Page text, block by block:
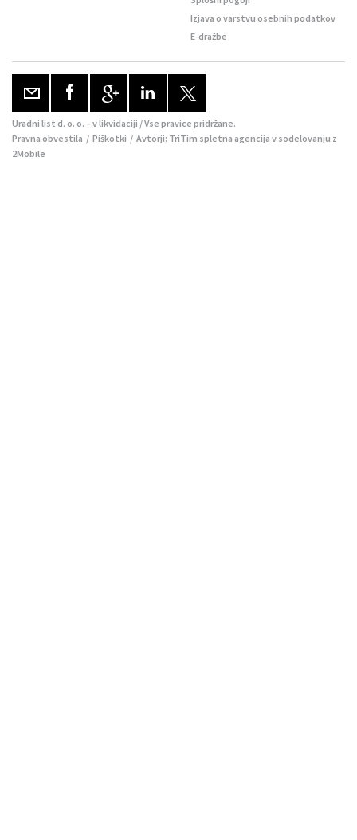
Izjava o varstvu osebnih podatkov
E-dražbe
Uradni list d. o. o. – v likvidaciji / Vse pravice pridržane.
Pravna obvestila / Piškotki / Avtorji: TriTim spletna agencija v sodelovanju z
2Mobile